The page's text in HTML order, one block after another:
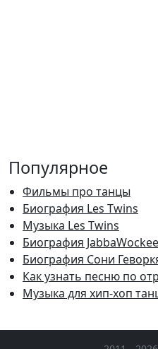
Популярное
Фильмы про танцы
Биография Les Twins
Музыка Les Twins
Биография
Биография Сони
Как узнать песню по
Музыка для хип-хоп